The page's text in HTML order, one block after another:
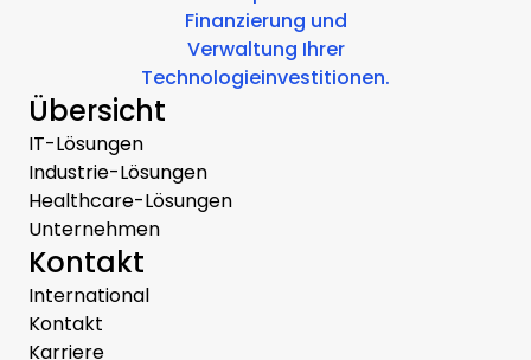
Finanzierung und
Verwaltung Ihrer
Technologieinvestitionen.
Übersicht
IT-Lösungen
Industrie-Lösungen
Healthcare-Lösungen
Unternehmen
Kontakt
International
Kontakt
Karriere